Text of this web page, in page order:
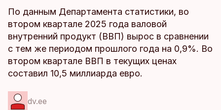
По данным Департамента статистики, во
втором квартале 2025 года валовой
внутренний продукт (ВВП) вырос в сравнении
с тем же периодом прошлого года на 0,9%. Во
втором квартале ВВП в текущих ценах
составил 10,5 миллиарда евро.
dv.ee